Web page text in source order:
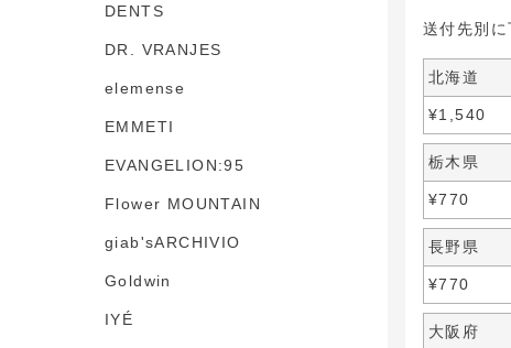
DENTS
DR. VRANJES
elemense
EMMETI
EVANGELION:95
Flower MOUNTAIN
giab'sARCHIVIO
Goldwin
IYÉ
送付先別
北海道
¥1,540
栃木県
¥770
長野県
¥770
大阪府